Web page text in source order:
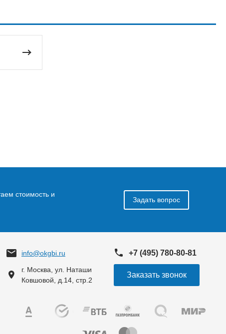
стоимость и
Задать вопрос
info@okgbi.ru +7 (495) 780-80-81
г. Москва, ул. Наташи
Ковшовой, д.14, стр.2
Заказать звонок